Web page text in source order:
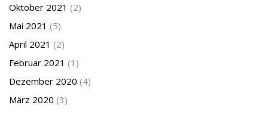
Oktober 2021 (2)
Mai 2021 (5)
April 2021 (2)
Februar 2021 (1)
Dezember 2020 (4)
März 2020 (3)